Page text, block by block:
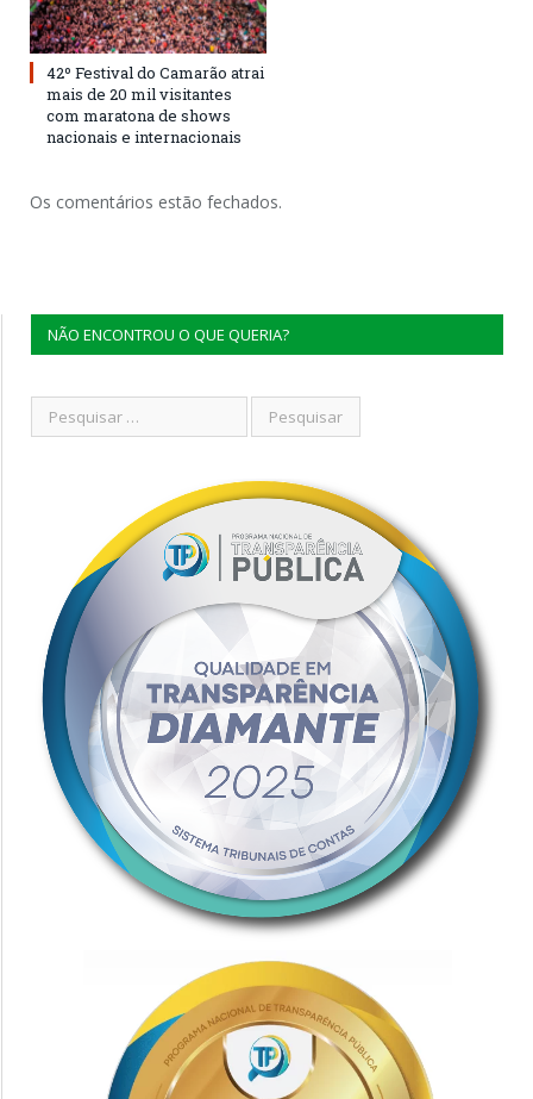
42º Festival do Camarão atrai
mais de 20 mil visitantes
com maratona de shows
nacionais e internacionais
Os comentários estão fechados.
NÃO ENCONTROU O QUE QUERIA?